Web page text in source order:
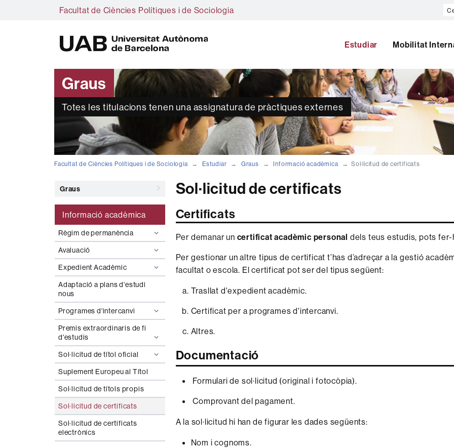
Facultat de Ciències Polítiques i de Sociologia
A
Estudiar Mobilitat
Graus
Totes les titulacions tenen una assignatura de pràctiques externes
Facultat de Ciències Polítiques i de Sociologia Estudiar Graus Informació acadèmica Sol·licitud de certificats
Graus
Informació acadèmica
Règim de permanència
Avaluació
Expedient Acadèmic
Adaptació a plans d'estudi
nous
Programes d'intercanvi
Premis extraordinaris de fi
d'estudis
Sol·licitud de títol oficial
Suplement Europeu al Títol
Sol·licitud de títols propis
Sol·licitud de certificats
Sol·licitud de certificats
electrònics
Sol·licitud de certificats
Certificats
Per demanar un certificat acadèmic personal dels teus estudis, pots fer-
Per gestionar un altre tipus de certificat t’has d’adreçar a la gestió
facultat o escola. El certificat pot ser del tipus següent:
Trasllat d'expedient acadèmic.
Certificat per a programes d'intercanvi.
Altres.
Documentació
Formulari de sol·licitud (original i fotocòpia).
Comprovant del pagament.
A la sol·licitud hi han de figurar les dades següents:
Nom i cognoms.